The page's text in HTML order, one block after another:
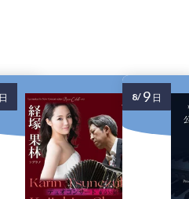
日 8/ 9 日